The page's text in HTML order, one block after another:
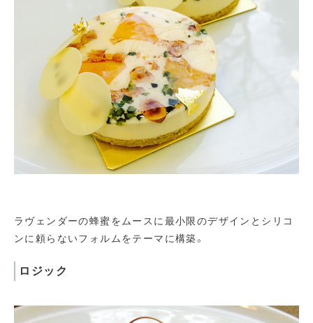
ラヴェンダーの蜂蜜をムースに最小限のデザインとシリコ
ンに頼らないフォルムをテーマに構築。
ロジック